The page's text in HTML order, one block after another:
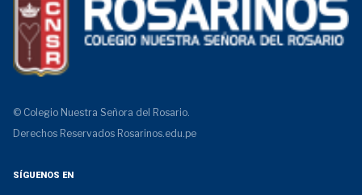
© Colegio Nuestra Señora del Rosario.
Derechos Reservados Rosarinos.edu.pe
SÍGUENOS EN